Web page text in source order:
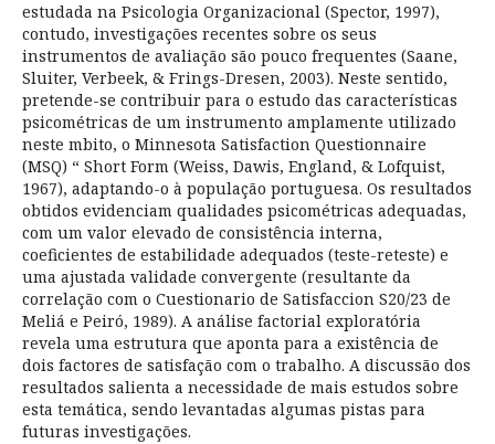
estudada na Psicologia Organizacional (Spector, 1997),
contudo, investigações recentes sobre os seus
instrumentos de avaliação são pouco frequentes (Saane,
Sluiter, Verbeek, & Frings-Dresen, 2003). Neste sentido,
pretende-se contribuir para o estudo das características
psicométricas de um instrumento amplamente utilizado
neste mbito, o Minnesota Satisfaction Questionnaire
(MSQ) “ Short Form (Weiss, Dawis, England, & Lofquist,
1967), adaptando-o à população portuguesa. Os resultados
obtidos evidenciam qualidades psicométricas adequadas,
com um valor elevado de consistência interna,
coeficientes de estabilidade adequados (teste-reteste) e
uma ajustada validade convergente (resultante da
correlação com o Cuestionario de Satisfaccion S20/23 de
Meliá e Peiró, 1989). A análise factorial exploratória
revela uma estrutura que aponta para a existência de
dois factores de satisfação com o trabalho. A discussão dos
resultados salienta a necessidade de mais estudos sobre
esta temática, sendo levantadas algumas pistas para
futuras investigações.